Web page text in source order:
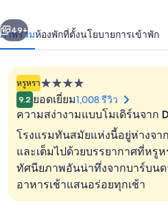
มิ
ลาโน
โอโม
พรี
เฟอร์
า
ถัดไป
49+
ภาพรวมห้องพักที่ตั้งนโยบายการเข้าพัก
หรูหราที่พัก
4.0
ดาว
9.2 ยอดเยี่ยม1,008 รีวิว
ความสง่างามแบบโมเดิร์นจาก
โรงแรมทันสมัยแห่งนี้อยู่ห่างจา
และเต็มไปด้วยบรรยากาศที่หรู
ทัศนียภาพอันน่าทึ่งจากบาร์บน
อาหารเช้าแสนอร่อยทุกเช้า